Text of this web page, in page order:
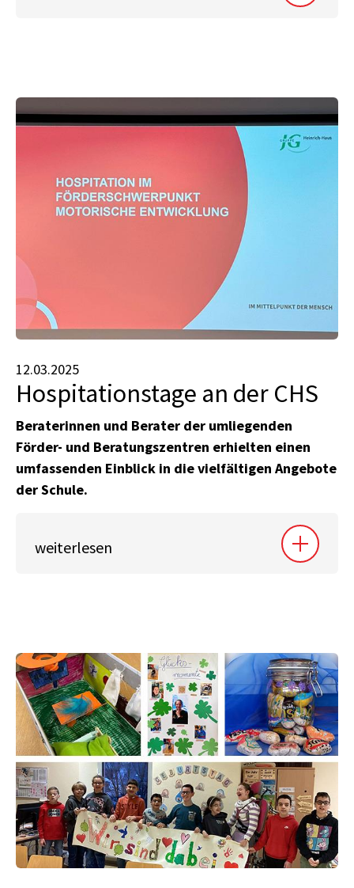
12.03.2025
Hospitationstage an der CHS
Beraterinnen und Berater der umliegenden
Förder- und Beratungszentren erhielten einen
umfassenden Einblick in die vielfältigen Angebote
der Schule.
weiterlesen